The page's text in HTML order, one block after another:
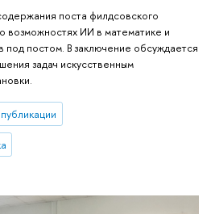
поста филдсовского
возможностях ИИ в математике и
постом. В заключение обсуждается
задач искусственным
публикации